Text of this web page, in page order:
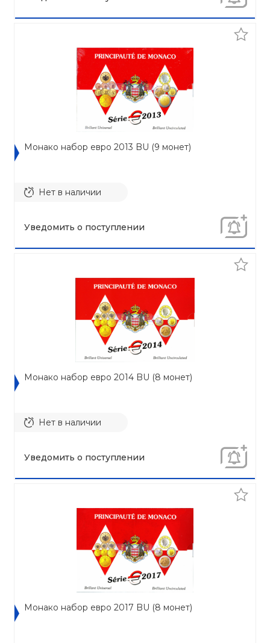
Монако набор евро 2013 BU (9 монет)
Нет в наличии
Уведомить о поступлении
Монако набор евро 2014 BU (8 монет)
Нет в наличии
Уведомить о поступлении
Монако набор евро 2017 BU (8 монет)